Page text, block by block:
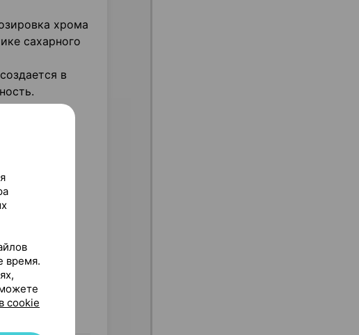
хрома
сахарного
в
от
время.
cookie